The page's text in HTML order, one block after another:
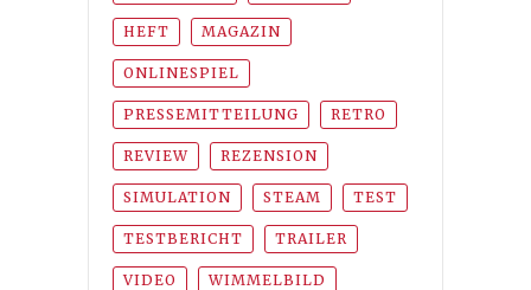
HEFT MAGAZIN
ONLINESPIEL
PRESSEMITTEILUNG RETRO
REVIEW REZENSION
SIMULATION STEAM TEST
TESTBERICHT TRAILER
VIDEO WIMMELBILD